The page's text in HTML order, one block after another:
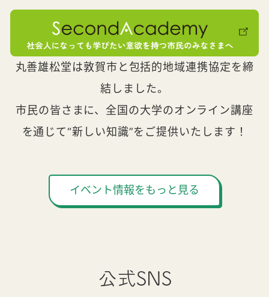
丸善雄松堂は敦賀市と包括的地域連携協定を締
結しました。
市民の皆さまに、全国の大学のオンライン講座
を通じて“新しい知識”をご提供いたします！
イベント情報をもっと見る
公式SNS